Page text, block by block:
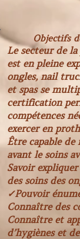
Objectifs
Le secteur de
est en pleine
ongles, nail
et spas se
certification
compétences
exercer en
Être capable
avant le soins
Savoir
des soins des
✓Pouvoir
Connaître des
Connaître et
d’hygiènes et